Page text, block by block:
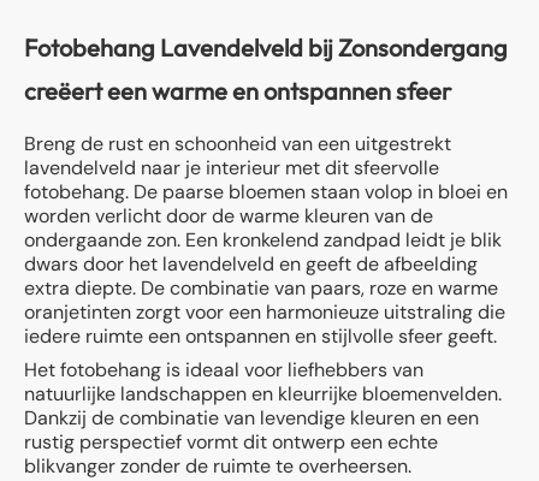
Fotobehang Lavendelveld bij Zonsondergang
creëert een warme en ontspannen sfeer
Breng de rust en schoonheid van een uitgestrekt
lavendelveld naar je interieur met dit sfeervolle
fotobehang. De paarse bloemen staan volop in bloei en
worden verlicht door de warme kleuren van de
ondergaande zon. Een kronkelend zandpad leidt je blik
dwars door het lavendelveld en geeft de afbeelding
extra diepte. De combinatie van paars, roze en warme
oranjetinten zorgt voor een harmonieuze uitstraling die
iedere ruimte een ontspannen en stijlvolle sfeer geeft.
Het fotobehang is ideaal voor liefhebbers van
natuurlijke landschappen en kleurrijke bloemenvelden.
Dankzij de combinatie van levendige kleuren en een
rustig perspectief vormt dit ontwerp een echte
blikvanger zonder de ruimte te overheersen.